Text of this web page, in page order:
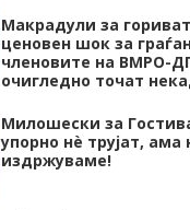
Макрадули за
ценовен шок за
членовите на ВМРО-
очигледно точат
Милошески за
упорно нѐ трујат,
издржуваме!